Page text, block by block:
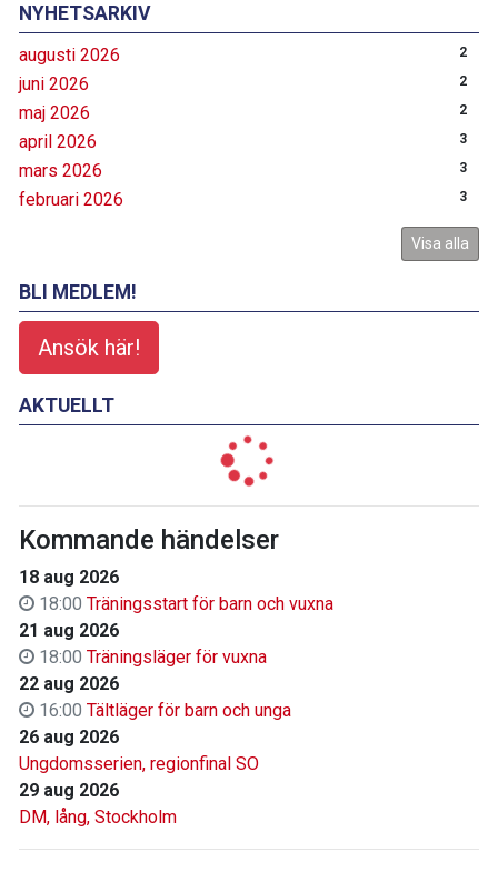
NYHETSARKIV
augusti 2026 2
juni 2026 2
maj 2026 2
april 2026 3
mars 2026 3
februari 2026 3
Visa alla
BLI MEDLEM!
Ansök här!
AKTUELLT
Kommande händelser
18 aug 2026
18:00 Träningsstart för barn och vuxna
21 aug 2026
18:00 Träningsläger för vuxna
22 aug 2026
16:00 Tältläger för barn och unga
26 aug 2026
Ungdomsserien, regionfinal SO
29 aug 2026
DM, lång, Stockholm